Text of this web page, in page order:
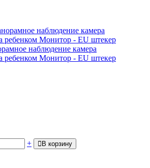
наблюдение камера
ребенком Монитор - EU штекер
+ В корзину